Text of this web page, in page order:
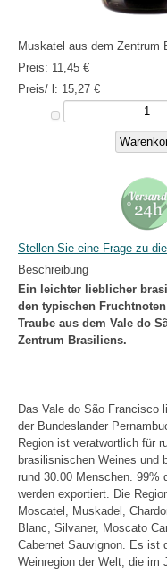
Muskatel aus dem Zentrum
Preis: 11,45 €
Preis/ l: 15,27 €
Stellen Sie eine Frage zu
Beschreibung
Ein leichter lieblicher
den typischen
Traube aus dem Vale do
Zentrum Brasiliens.
Das Vale do São Francisco
der Bundeslander
Region ist veratwortlich für
brasilisnischen Weines und
rund 30.00 Menschen. 99%
werden exportiert. Die
Moscatel, Muskadel,
Blanc, Silvaner, Moscato
Cabernet Sauvignon. Es ist
Weinregion der Welt, die im